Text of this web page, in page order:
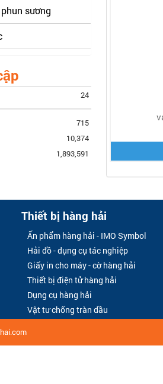
sương
24
715
10,374
1,893,591
Thiết bị hàng hải
Ấn phẩm hàng hải - IMO Symbol
Hải đồ - dụng cụ tác nghiệp
Giấy in cho máy - cờ hàng hải
Thiết bị điện tử hàng hải
Dụng cụ hàng hải
Vật tư chống tràn dầu